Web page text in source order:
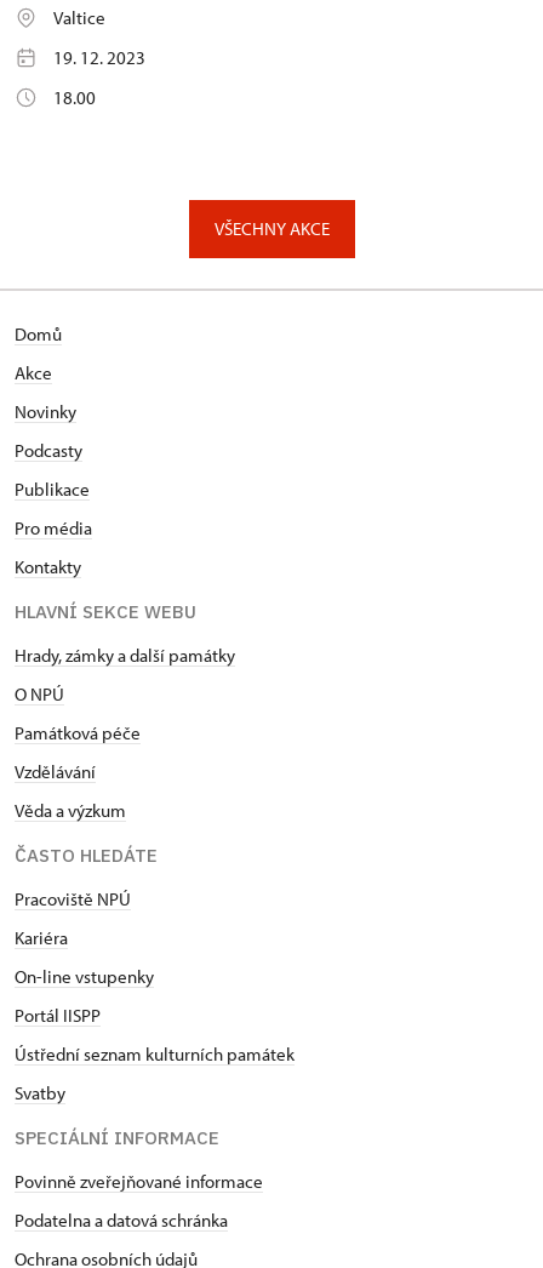
Valtice
19. 12. 2023
18.00
VŠECHNY AKCE
Domů
Akce
Novinky
Podcasty
Publikace
Pro média
Kontakty
HLAVNÍ SEKCE WEBU
Hrady, zámky a další památky
O NPÚ
Památková péče
Vzdělávání
Věda a výzkum
ČASTO HLEDÁTE
Pracoviště NPÚ
Kariéra
On-line vstupenky
Portál IISPP
Ústřední seznam kulturních památek
Svatby
SPECIÁLNÍ INFORMACE
Povinně zveřejňované informace
Podatelna a datová schránka
Ochrana osobních údajů